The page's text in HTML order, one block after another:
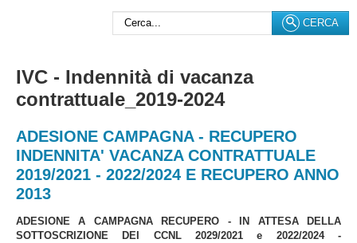
CERCA
IVC - Indennità di vacanza
contrattuale_2019-2024
ADESIONE CAMPAGNA - RECUPERO
INDENNITA' VACANZA CONTRATTUALE
2019/2021 - 2022/2024 E RECUPERO ANNO
2013
ADESIONE A CAMPAGNA RECUPERO - IN ATTESA DELLA
SOTTOSCRIZIONE DEI CCNL 2029/2021 e 2022/2024 -